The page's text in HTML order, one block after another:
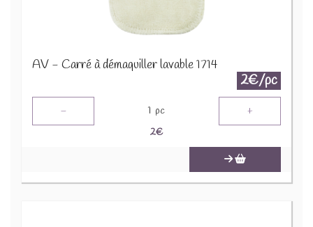
AV - Carré à démaquiller lavable 1714
2€/pc
- 1 pc +
2€